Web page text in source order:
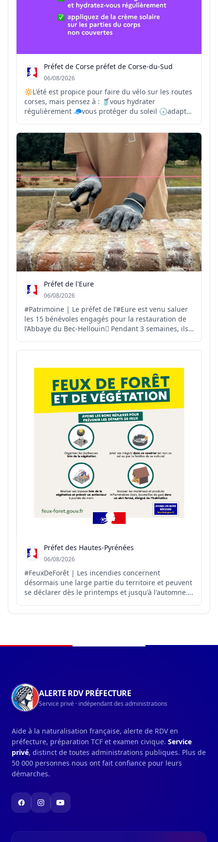
Préfet de Corse préfet de Corse-du-Sud
06/08/2026
🔆L'été est propice pour faire du vélo sur les routes
corses, mais pensez à : 🥤vous hydrater
régulièrement 🧢vous protéger du soleil 🕟adapter
plus supportables
Préfet de l'Eure
06/08/2026
#Patrimoine | Le préfet de l’#Eure est venu saluer
les 15 bénévoles engagés pour la restauration de
l’Abbaye du Bec-Hellouin🪏 Pendant 3 semaines, ils
soutènement en silex hourdé à la chaux🧱 Une
Préfet des Hautes-Pyrénées
06/08/2026
#FeuxDeForêt | Les incendies concernent
désormais une large partie du territoire et peuvent
se déclarer dès le printemps et jusqu'à l'automne.
largement les bons réflexes à adopter pour s'en
Navigation du pied de page
ALERTE RDV PRÉFECTURE
Service privé · indépendant des administrations
Aide à la naturalisation française, alerte de RDV en
préfecture, préparation TCF et examen civique. Service
privé, distinct de toutes administrations publiques. Plus de
50 000 personnes nous ont fait confiance pour leurs
démarches.